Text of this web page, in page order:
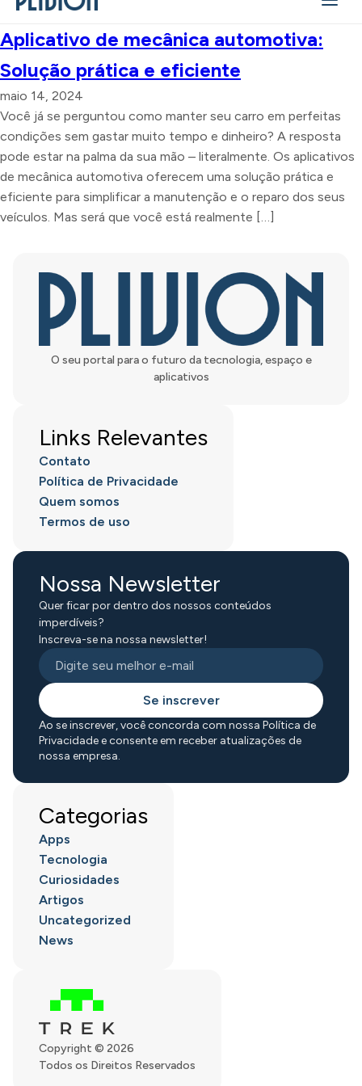
Aplicativo de mecânica automotiva:
Solução prática e eficiente
maio 14, 2024
Você já se perguntou como manter seu carro em perfeitas
condições sem gastar muito tempo e dinheiro? A resposta
pode estar na palma da sua mão – literalmente. Os aplicativos
de mecânica automotiva oferecem uma solução prática e
eficiente para simplificar a manutenção e o reparo dos seus
veículos. Mas será que você está realmente […]
O seu portal para o futuro da tecnologia, espaço e
aplicativos
Copyright © 2026
Todos os Direitos Reservados
Links Relevantes
Contato
Política de Privacidade
Quem somos
Termos de uso
Nossa Newsletter
Quer ficar por dentro dos nossos conteúdos
imperdíveis?
Inscreva-se na nossa newsletter!
Se inscrever
Ao se inscrever, você concorda com nossa Política de
Privacidade e consente em receber atualizações de
nossa empresa.
Categorias
Apps
Tecnologia
Curiosidades
Artigos
Uncategorized
News